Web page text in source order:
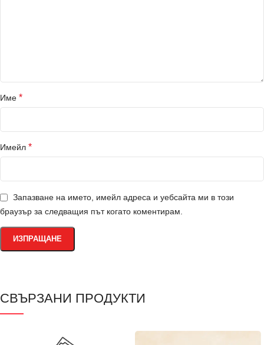
Име *
Имейл *
Запазване на името, имейл адреса и уебсайта ми в този
браузър за следващия път когато коментирам.
СВЪРЗАНИ ПРОДУКТИ